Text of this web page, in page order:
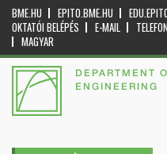
BME.HU EPITO.BME.HU
OKTATÓI BELÉPÉS
E-MAIL
MAGYAR
DEPARTMENT
ENGINEERING